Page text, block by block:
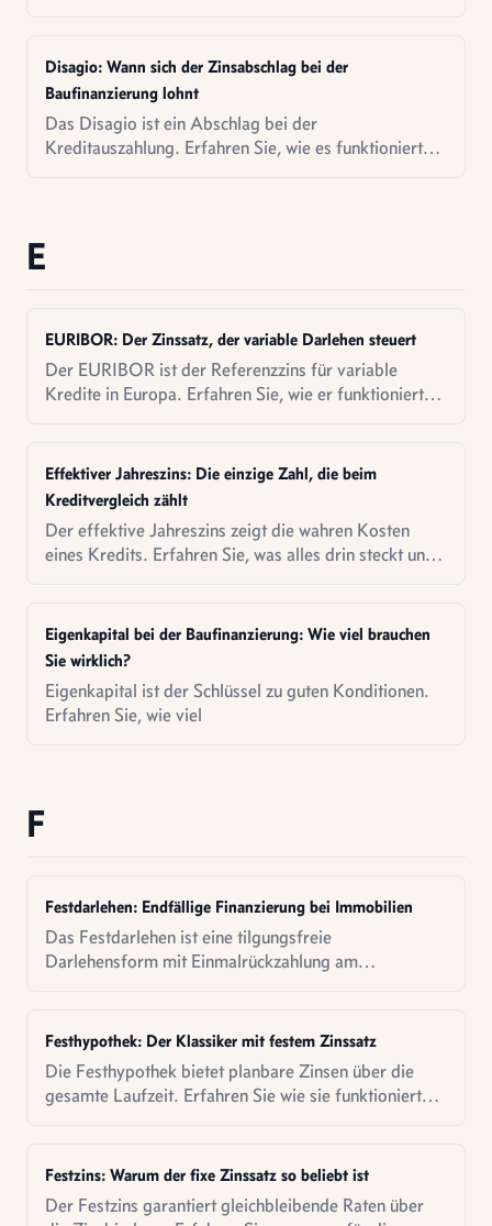
Disagio: Wann sich der Zinsabschlag bei der
Baufinanzierung lohnt
Das Disagio ist ein Abschlag bei der
Kreditauszahlung. Erfahren Sie, wie es funktioniert
E
EURIBOR: Der Zinssatz, der variable Darlehen steuert
Der EURIBOR ist der Referenzzins für variable
Kredite in Europa. Erfahren Sie, wie er funktioniert
Effektiver Jahreszins: Die einzige Zahl, die beim
Kreditvergleich zählt
Der effektive Jahreszins zeigt die wahren Kosten
eines Kredits. Erfahren Sie, was alles drin steckt und
Eigenkapital bei der Baufinanzierung: Wie viel brauchen
Sie wirklich?
Eigenkapital ist der Schlüssel zu guten Konditionen.
Erfahren Sie, wie viel
F
Festdarlehen: Endfällige Finanzierung bei Immobilien
Das Festdarlehen ist eine tilgungsfreie
Darlehensform mit Einmalrückzahlung am
Festhypothek: Der Klassiker mit festem Zinssatz
Die Festhypothek bietet planbare Zinsen über die
gesamte Laufzeit. Erfahren Sie wie sie funktioniert
Festzins: Warum der fixe Zinssatz so beliebt ist
Der Festzins garantiert gleichbleibende Raten über